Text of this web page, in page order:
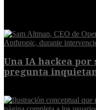
Una IA hackea por
pregunta